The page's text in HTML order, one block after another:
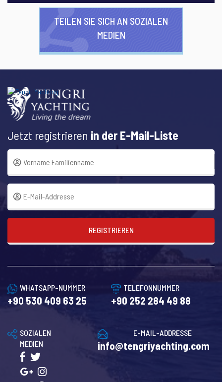
TEILEN SIE SICH AN SOZIALEN
MEDIEN
Jetzt registrieren in der E-Mail-Liste
REGISTRIEREN
WHATSAPP-NUMMER
+90 530 409 63 25
TELEFONNUMMER
+90 252 284 49 88
E-MAIL-ADDRESSE
info@tengriyachting.com
SOZIALEN
MEDIEN